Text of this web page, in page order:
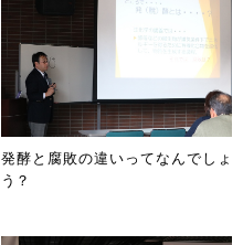
発酵と腐敗の違いってなんでしょ
う？